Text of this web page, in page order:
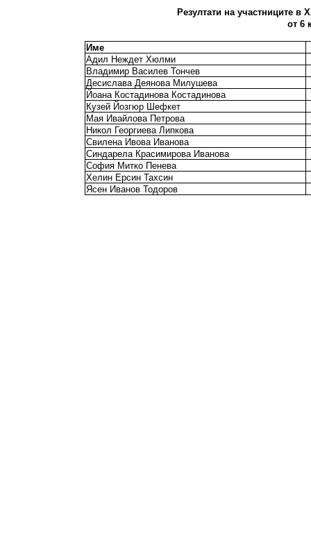
Резултати на участниците в
от 6
Име
Адил Неждет Хюлми
Владимир Василев Тончев
Десислава Деянова Милушева
Йоана Костадинова Костадинова
Кузей Йозгюр Шефкет
Мая Ивайлова Петрова
Никол Георгиева Липкова
Свилена Ивова Иванова
Синдарела Красимирова Иванова
София Митко Пенева
Хелин Ерсин Тахсин
Ясен Иванов Тодоров